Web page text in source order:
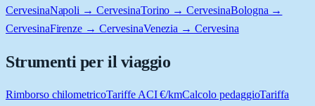
CervesinaNapoli → CervesinaTorino → CervesinaBologna →
CervesinaFirenze → CervesinaVenezia → Cervesina
Strumenti per il viaggio
Rimborso chilometricoTariffe ACI €/kmCalcolo pedaggioTariffa